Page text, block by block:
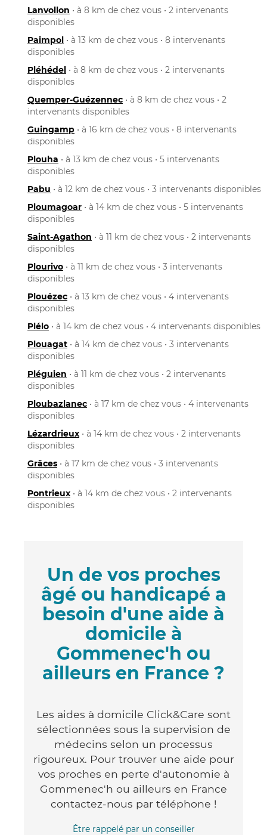
Lanvollon • à 8 km de chez vous • 2 intervenants
disponibles
Paimpol • à 13 km de chez vous • 8 intervenants
disponibles
Pléhédel • à 8 km de chez vous • 2 intervenants
disponibles
Quemper-Guézennec • à 8 km de chez vous • 2
intervenants disponibles
Guingamp • à 16 km de chez vous • 8 intervenants
disponibles
Plouha • à 13 km de chez vous • 5 intervenants
disponibles
Pabu • à 12 km de chez vous • 3 intervenants disponibles
Ploumagoar • à 14 km de chez vous • 5 intervenants
disponibles
Saint-Agathon • à 11 km de chez vous • 2 intervenants
disponibles
Plourivo • à 11 km de chez vous • 3 intervenants
disponibles
Plouézec • à 13 km de chez vous • 4 intervenants
disponibles
Plélo • à 14 km de chez vous • 4 intervenants disponibles
Plouagat • à 14 km de chez vous • 3 intervenants
disponibles
Pléguien • à 11 km de chez vous • 2 intervenants
disponibles
Ploubazlanec • à 17 km de chez vous • 4 intervenants
disponibles
Lézardrieux • à 14 km de chez vous • 2 intervenants
disponibles
Grâces • à 17 km de chez vous • 3 intervenants
disponibles
Pontrieux • à 14 km de chez vous • 2 intervenants
disponibles
Un de vos proches
âgé ou handicapé a
besoin d'une aide à
domicile à
Gommenec'h ou
ailleurs en France ?
Les aides à domicile Click&Care sont
sélectionnées sous la supervision de
médecins selon un processus
rigoureux. Pour trouver une aide pour
vos proches en perte d'autonomie à
Gommenec'h ou ailleurs en France
contactez-nous par téléphone !
Être rappelé par un conseiller